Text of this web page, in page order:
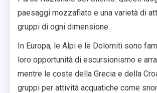
paesaggi mozzafiato e una varietà di
gruppi di ogni dimensione.
In Europa, le Alpi e le Dolomiti sono
loro opportunità di escursionismo e
mentre le coste della Grecia e della
gruppi per attività acquatiche come